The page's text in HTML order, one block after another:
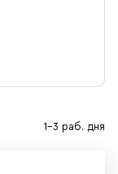
1-3 раб. дня